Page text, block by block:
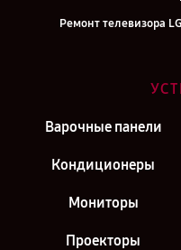
Ремонт телевизора
Варочные панели
Кондиционеры
Мониторы
Проекторы